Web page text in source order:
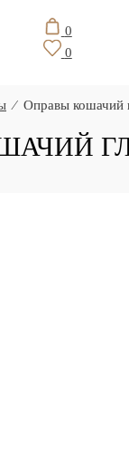
0
0
⁄ Оправы кошачий